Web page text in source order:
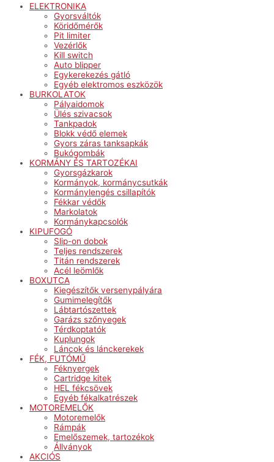
ELEKTRONIKA
Gyorsváltók
Köridőmérők
Pit limiter
Vezérlők
Kill switch
Auto blipper
Egykerekezés gátló
Egyéb elektromos eszközök
BURKOLATOK
Pályaidomok
Ülés szivacsok
Tankpadok
Blokk védő elemek
Gyors záras tanksapkák
Bukógombák
KORMÁNY ÉS TARTOZÉKAI
Gyorsgázkarok
Kormányok, kormánycsutkák
Kormánylengés csillapítók
Fékkar védők
Markolatok
Kormánykapcsolók
KIPUFOGÓ
Slip-on dobok
Teljes rendszerek
Titán rendszerek
Acél leömlők
BOXUTCA
Kiegészítők versenypályára
Gumimelegítők
Lábtartószettek
Garázs szőnyegek
Térdkoptatók
Kuplungok
Láncok és lánckerekek
FÉK, FUTÓMŰ
Féknyergek
Cartridge kitek
HEL fékcsövek
Egyéb fékalkatrészek
MOTOREMELŐK
Motoremelők
Rámpák
Emelőszemek, tartozékok
Állványok
AKCIÓS